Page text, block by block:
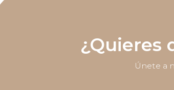
¿Quieres
Únete a